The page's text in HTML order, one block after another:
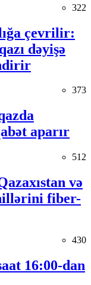
322
çevrilir:
dəyişə
373
aparır
512
və
fiber-
430
16:00-dan